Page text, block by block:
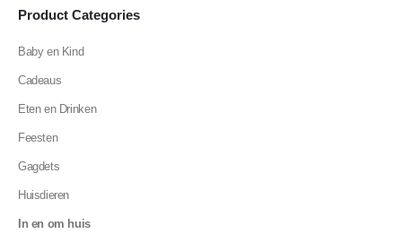
Product Categories
Baby en Kind
Cadeaus
Eten en Drinken
Feesten
Gagdets
Huisdieren
In en om huis